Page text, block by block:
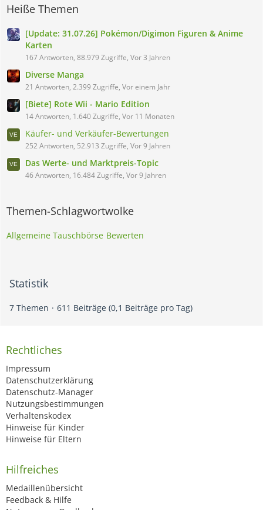
Heiße Themen
[Update: 31.07.26] Pokémon/Digimon Figuren & Anime
Karten
167 Antworten, 88.979 Zugriffe, Vor 3 Jahren
Diverse Manga
21 Antworten, 2.399 Zugriffe, Vor einem Jahr
[Biete] Rote Wii - Mario Edition
14 Antworten, 1.640 Zugriffe, Vor 11 Monaten
Käufer- und Verkäufer-Bewertungen
252 Antworten, 52.913 Zugriffe, Vor 9 Jahren
Das Werte- und Marktpreis-Topic
46 Antworten, 16.484 Zugriffe, Vor 9 Jahren
Themen-Schlagwortwolke
Allgemeine Tauschbörse Bewerten
Statistik
7 Themen 611 Beiträge (0,1 Beiträge pro Tag)
Rechtliches
Impressum
Datenschutzerklärung
Datenschutz-Manager
Nutzungsbestimmungen
Verhaltenskodex
Hinweise für Kinder
Hinweise für Eltern
Hilfreiches
Medaillenübersicht
Feedback & Hilfe